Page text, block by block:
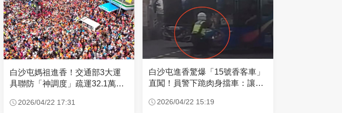
白沙屯媽祖進香！交通部3大運
具聯防「神調度」疏運32.1萬創
2026/04/22 17:31
白沙屯進香驚爆「15號香客車」
直闖！員警下跪肉身擋車：讓行
2026/04/22 15:19